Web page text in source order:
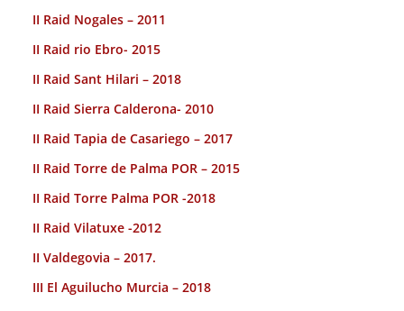
II Raid Nogales – 2011
II Raid rio Ebro- 2015
II Raid Sant Hilari – 2018
II Raid Sierra Calderona- 2010
II Raid Tapia de Casariego – 2017
II Raid Torre de Palma POR – 2015
II Raid Torre Palma POR -2018
II Raid Vilatuxe -2012
II Valdegovia – 2017.
III El Aguilucho Murcia – 2018